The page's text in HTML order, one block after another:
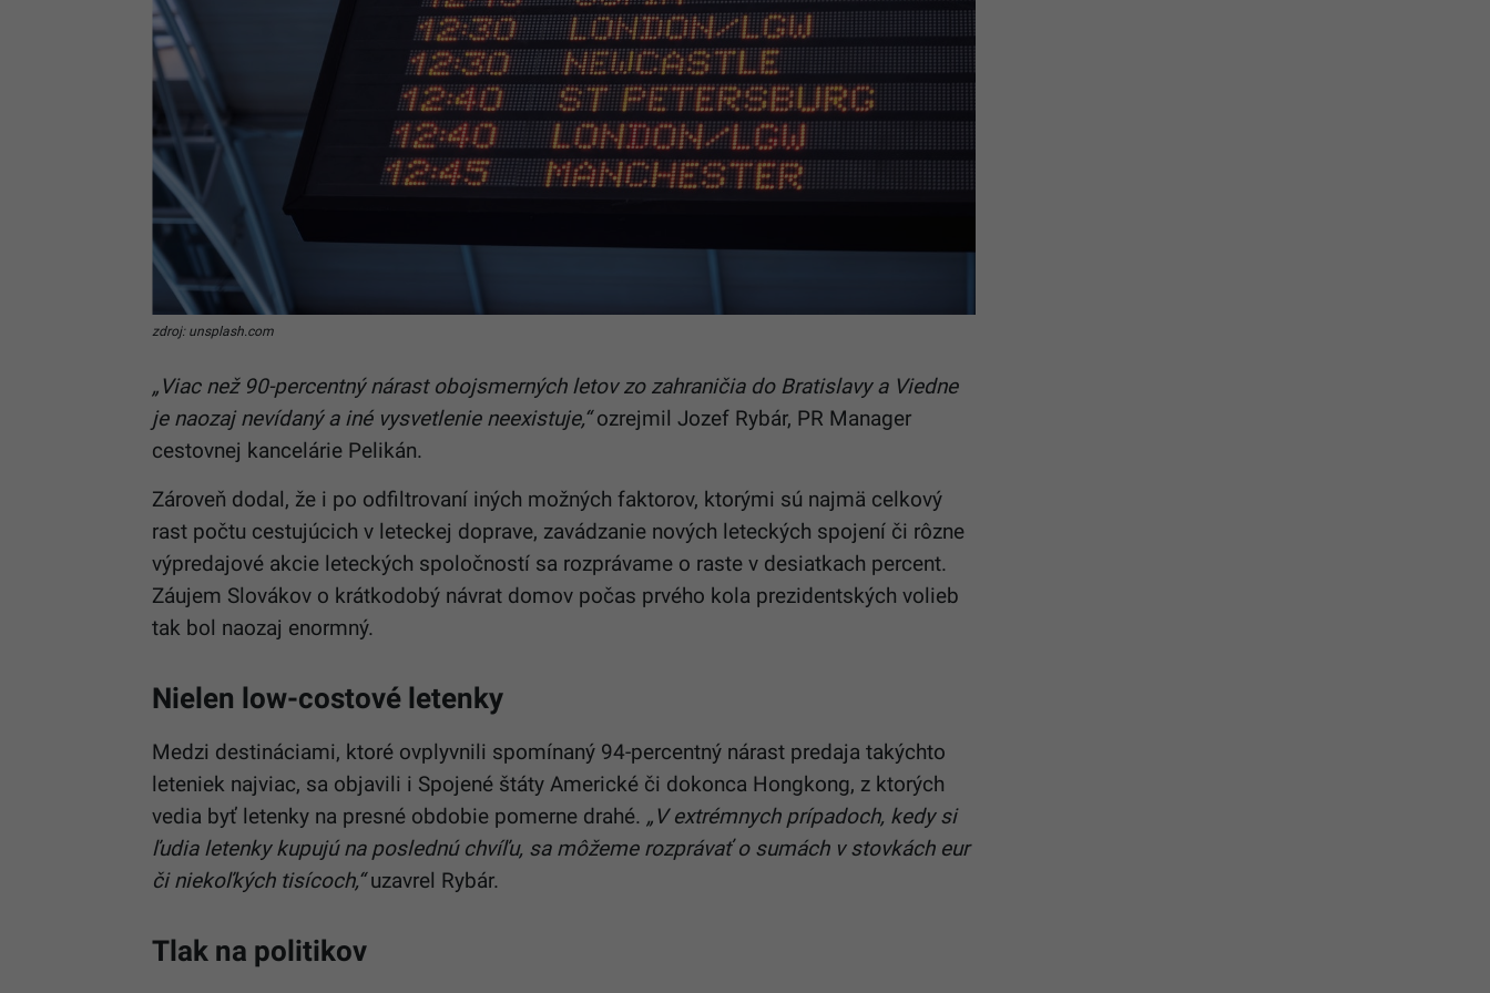
zdroj: unsplash.com
„Viac než 90-percentný nárast obojsmerných letov zo zahraničia do Bratislavy a Viedne
je naozaj nevídaný a iné vysvetlenie neexistuje,“ozrejmil Jozef Rybár, PR Manager
cestovnej kancelárie Pelikán.
Zároveň dodal, že i po odfiltrovaní iných možných faktorov, ktorými sú najmä celkový
rast počtu cestujúcich v leteckej doprave, zavádzanie nových leteckých spojení či rôzne
výpredajové akcie leteckých spoločností sa rozprávame o raste v desiatkach percent.
Záujem Slovákov o krátkodobý návrat domov počas prvého kola prezidentských volieb
tak bol naozaj enormný.
Nielen low-costové letenky
Medzi destináciami, ktoré ovplyvnili spomínaný 94-percentný nárast predaja takýchto
leteniek najviac, sa objavili i Spojené štáty Americké či dokonca Hongkong, z ktorých
vedia byť letenky na presné obdobie pomerne drahé. „V extrémnych prípadoch, kedy si
ľudia letenky kupujú na poslednú chvíľu, sa môžeme rozprávať o sumách v stovkách eur
či niekoľkých tisícoch,“uzavrel Rybár.
Tlak na politikov